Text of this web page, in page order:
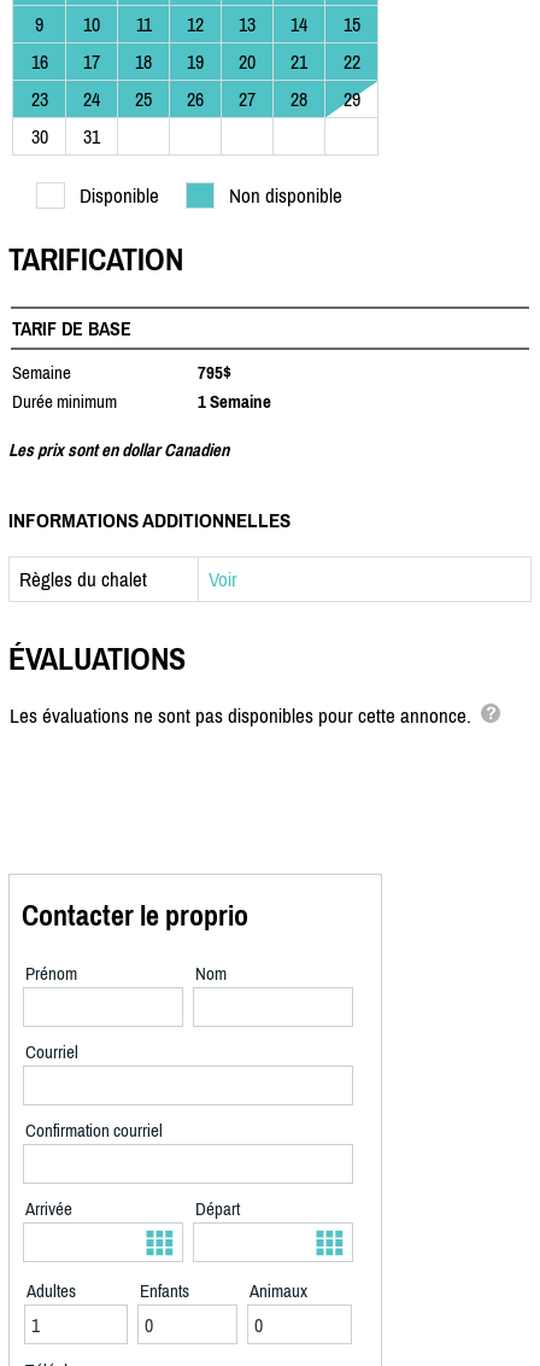
9
10 11 12 13 14
15
16
17 18 19 20 21
22
23
24 25 26 27 28
29
30
31
Disponible Non disponible
TARIFICATION
TARIF DE BASE
Semaine
795$
Durée minimum
1 Semaine
Les prix sont en dollar Canadien
INFORMATIONS ADDITIONNELLES
Règles du chalet Voir
ÉVALUATIONS
Les évaluations ne sont pas disponibles pour cette annonce.
Contacter le proprio
Prénom Nom
Courriel
Confirmation courriel
Arrivée Départ
Adultes Enfants Animaux